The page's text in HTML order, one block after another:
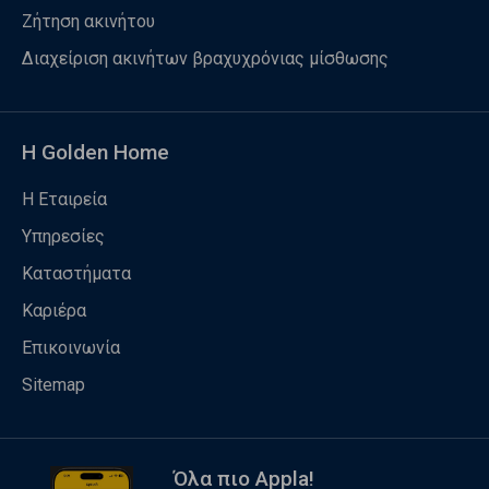
Ζήτηση ακινήτου
Διαχείριση ακινήτων βραχυχρόνιας μίσθωσης
Η Golden Home
Η Εταιρεία
Υπηρεσίες
Καταστήματα
Καριέρα
Επικοινωνία
Sitemap
Όλα πιο Appla!